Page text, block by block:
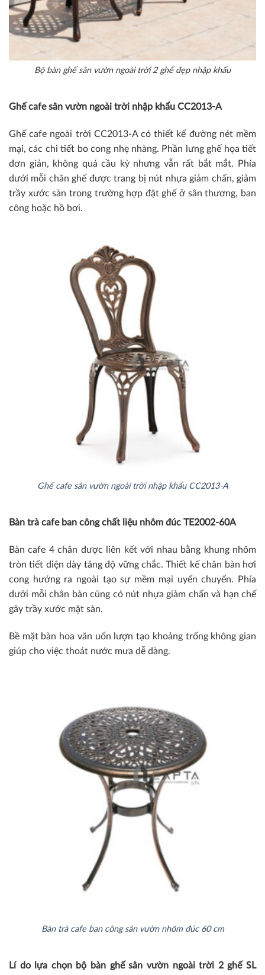
Bộ bàn ghế sân vườn ngoài trời 2 ghế đẹp nhập khẩu
Ghế cafe sân vườn ngoài trời nhập khẩu CC2013-A
Ghế cafe ngoài trời CC2013-A có thiết kế đường nét mềm
mại, các chi tiết bo cong nhẹ nhàng. Phần lưng ghế họa tiết
đơn giản, không quá cầu kỳ nhưng vẫn rất bắt mắt. Phía
dưới mỗi chân ghế được trang bị nút nhựa giảm chấn, giảm
trầy xước sàn trong trường hợp đặt ghế ở sân thương, ban
công hoặc hồ bơi.
Ghế cafe sân vườn ngoài trời nhập khẩu CC2013-A
Bàn trà cafe ban công chất liệu nhôm đúc TE2002-60A
Bàn cafe 4 chân được liên kết với nhau bằng khung nhôm
tròn tiết diện dày tăng độ vững chắc. Thiết kế chân bàn hơi
cong hướng ra ngoài tạo sự mềm mại uyển chuyển. Phía
dưới mỗi chân bàn cũng có nút nhựa giảm chấn và hạn chế
gây trầy xước mặt sàn.
Bề mặt bàn hoa văn uốn lượn tạo khoảng trống không gian
giúp cho việc thoát nước mưa dễ dàng.
Bàn trà cafe ban công sân vườn nhôm đúc 60 cm
Lí do lựa chọn bộ bàn ghế sân vườn ngoài trời 2 ghế SL